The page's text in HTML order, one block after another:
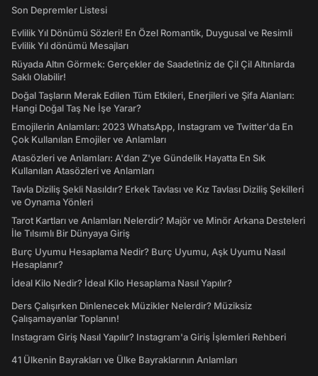
Son Depremler Listesi
Evlilik Yıl Dönümü Sözleri! En Özel Romantik, Duygusal ve Resimli
Evlilik Yıl dönümü Mesajları
Rüyada Altın Görmek: Gerçekler de Saadetiniz de Çil Çil Altınlarda
Saklı Olabilir!
Doğal Taşların Merak Edilen Tüm Etkileri, Enerjileri ve Şifa Alanları:
Hangi Doğal Taş Ne İşe Yarar?
Emojilerin Anlamları: 2023 WhatsApp, Instagram ve Twitter'da En
Çok Kullanılan Emojiler ve Anlamları
Atasözleri ve Anlamları: A'dan Z'ye Gündelik Hayatta En Sık
Kullanılan Atasözleri ve Anlamları
Tavla Diziliş Şekli Nasıldır? Erkek Tavlası ve Kız Tavlası Diziliş Şekilleri
ve Oynama Yönleri
Tarot Kartları ve Anlamları Nelerdir? Majör ve Minör Arkana Desteleri
İle Tılsımlı Bir Dünyaya Giriş
Burç Uyumu Hesaplama Nedir? Burç Uyumu, Aşk Uyumu Nasıl
Hesaplanır?
İdeal Kilo Nedir? İdeal Kilo Hesaplama Nasıl Yapılır?
Ders Çalışırken Dinlenecek Müzikler Nelerdir? Müziksiz
Çalışamayanlar Toplanın!
Instagram Giriş Nasıl Yapılır? Instagram'a Giriş İşlemleri Rehberi
41 Ülkenin Bayrakları ve Ülke Bayraklarının Anlamları